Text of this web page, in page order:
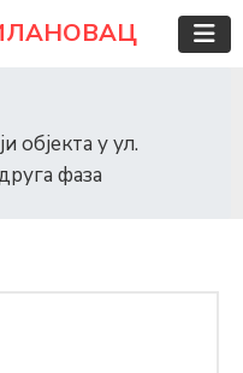
објекта у ул.
фаза